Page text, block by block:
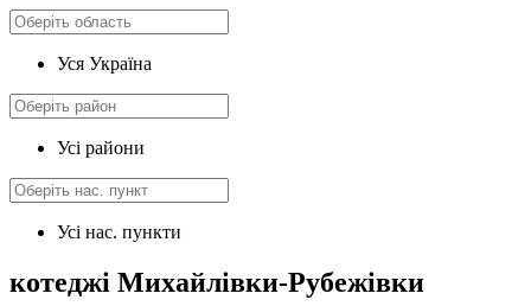
Уся Україна
Усі райони
Усі нас. пункти
котеджі Михайлівки-Рубежівки